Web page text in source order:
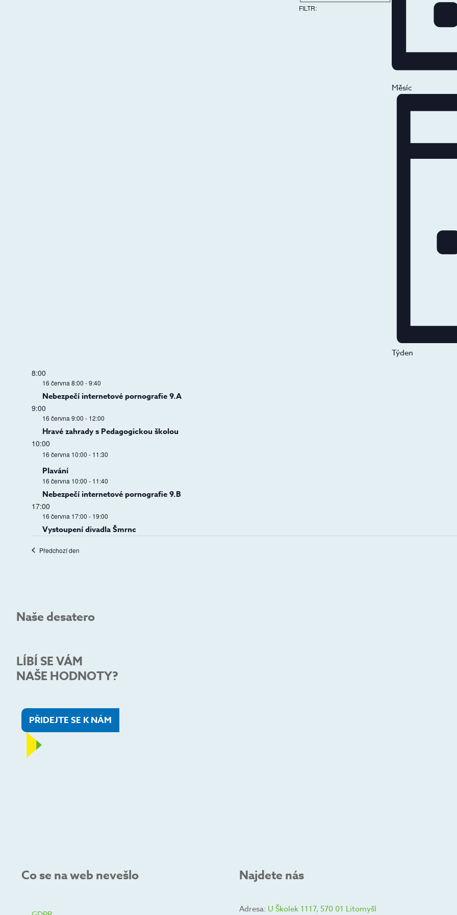
Měsíc
Týden
FILTR:
8:00
16 června 8:00 -9:40
Nebezpečí internetové pornografie 9.A
9:00
16 června 9:00 - 12:00
Hravé zahrady s Pedagogickou školou
10:00
16 června 10:00 - 11:30
Plavání
16 června 10:00 - 11:40
Nebezpečí internetové pornografie 9.B
17:00
16 června 17:00 - 19:00
Vystoupení divadla Šmrnc
Předchozí den
Naše desatero
LÍBÍ SE VÁM
NAŠE HODNOTY?
PŘIDEJTE SE K NÁM
Co se na web nevešlo Najdete nás
Adresa: U Školek 1117, 570 01 Litomyšl